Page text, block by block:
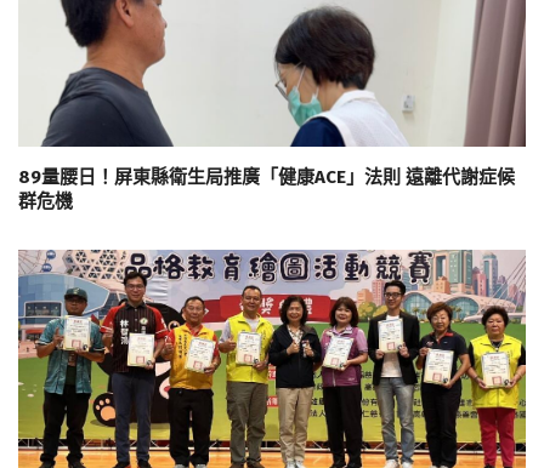
89量腰日！屏東縣衛生局推廣「健康ACE」法則 遠離代謝症候
群危機